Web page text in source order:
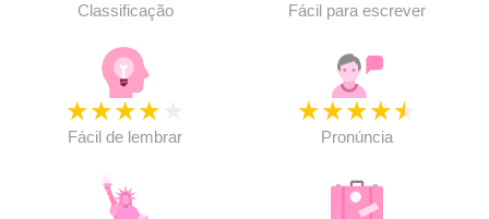
Classificação Fácil para escrever
★★★★
Fácil de lembrar
★★★★★
Pronúncia